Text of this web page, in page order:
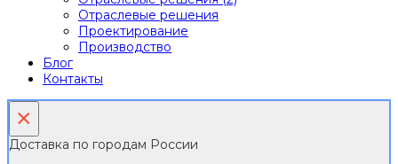
Отраслевые решения
Проектирование
Производство
Блог
Контакты
×
Доставка по городам России